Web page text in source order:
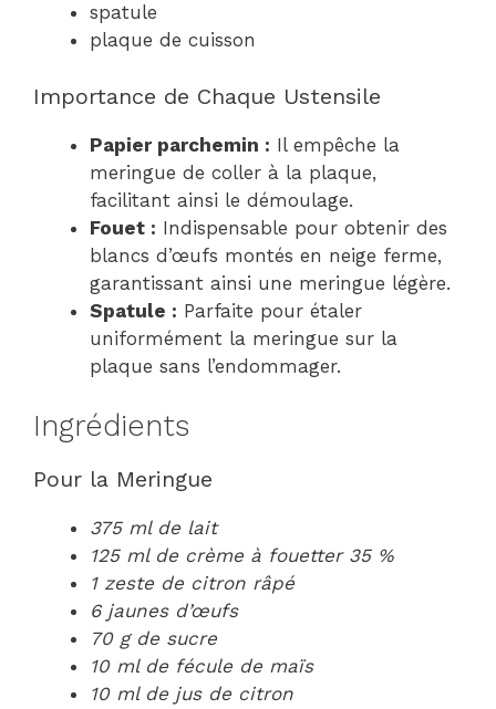
spatule
plaque de cuisson
Importance de Chaque Ustensile
Papier parchemin : Il empêche la
meringue de coller à la plaque,
facilitant ainsi le démoulage.
Fouet : Indispensable pour obtenir des
blancs d’œufs montés en neige ferme,
garantissant ainsi une meringue légère.
Spatule : Parfaite pour étaler
uniformément la meringue sur la
plaque sans l’endommager.
Ingrédients
Pour la Meringue
375 ml de lait
125 ml de crème à fouetter 35 %
1 zeste de citron râpé
6 jaunes d’œufs
70 g de sucre
10 ml de fécule de maïs
10 ml de jus de citron